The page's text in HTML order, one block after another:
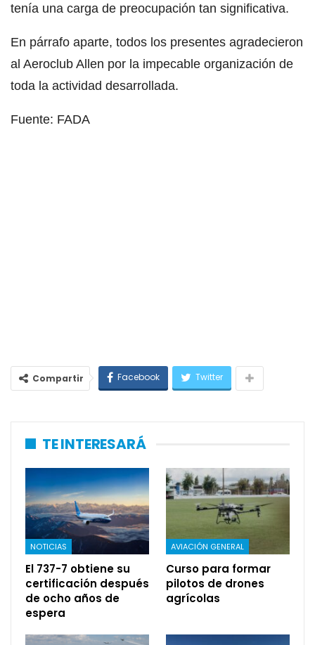
tenía una carga de preocupación tan significativa.
En párrafo aparte, todos los presentes agradecieron
al Aeroclub Allen por la impecable organización de
toda la actividad desarrollada.
Fuente: FADA
Compartir Facebook Twitter
TE INTERESARÁ
NOTICIAS
El 737-7 obtiene su
certificación después
de ocho años de
espera
AVIACIÓN GENERAL
Curso para formar
pilotos de drones
agrícolas